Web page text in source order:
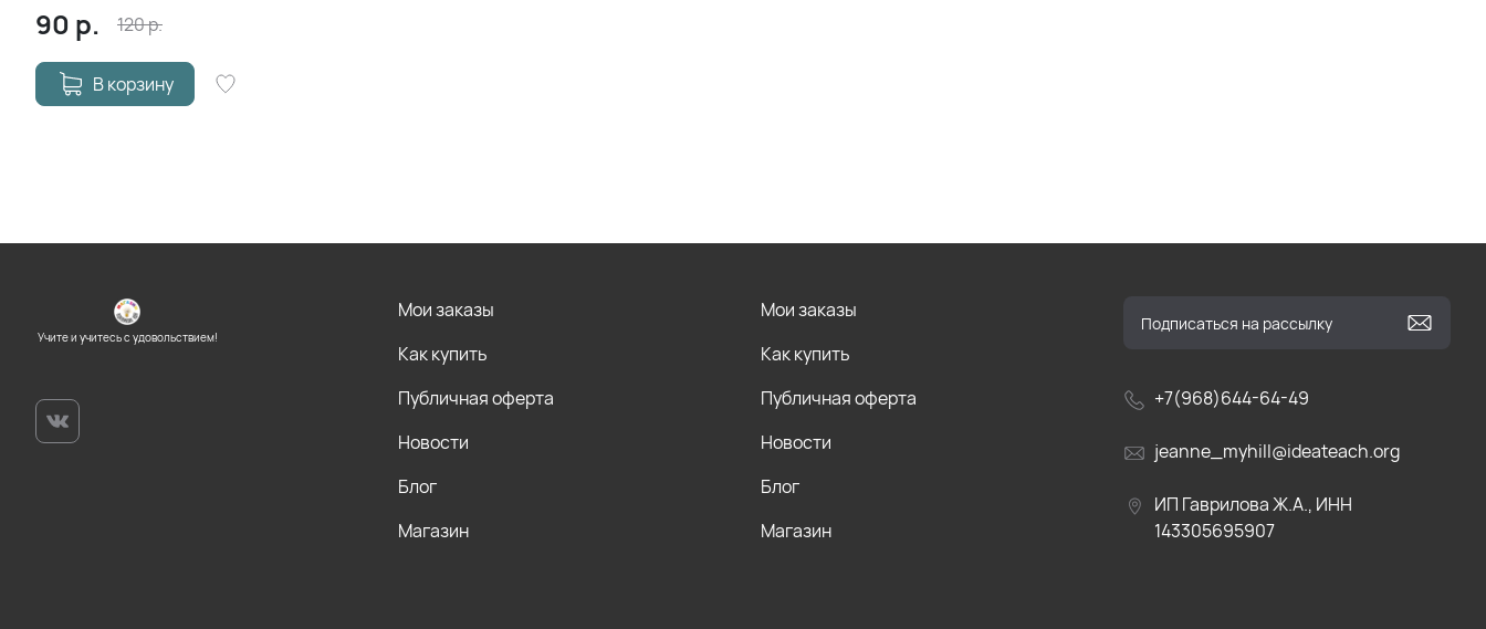
90 р. 120р.
В корзину
Учите и учитесь с удовольствием!
+7(968)644-64-49
jeanne_myhill@ideateach.org
ИП Гаврилова Ж.А., ИНН
143305695907
Мои заказы
Как купить
Публичная оферта
Новости
Блог
Магазин
Мои заказы
Как купить
Публичная оферта
Новости
Блог
Магазин